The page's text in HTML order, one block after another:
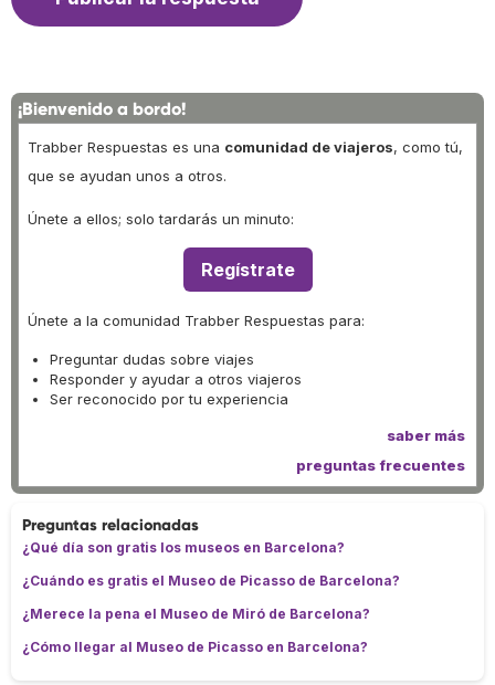
¡Bienvenido a bordo!
Trabber Respuestas es una comunidad de viajeros, como tú,
que se ayudan unos a otros.
Únete a ellos; solo tardarás un minuto:
Regístrate
Únete a la comunidad Trabber Respuestas para:
Preguntar dudas sobre viajes
Responder y ayudar a otros viajeros
Ser reconocido por tu experiencia
saber más
preguntas frecuentes
Preguntas relacionadas
¿Qué día son gratis los museos en Barcelona?
¿Cuándo es gratis el Museo de Picasso de Barcelona?
¿Merece la pena el Museo de Miró de Barcelona?
¿Cómo llegar al Museo de Picasso en Barcelona?